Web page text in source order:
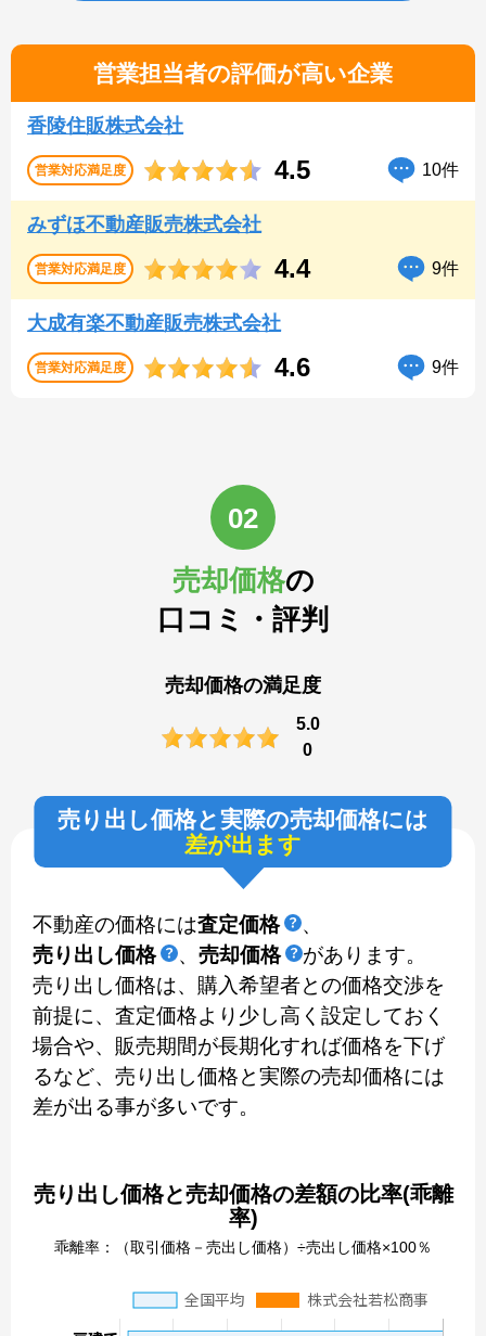
営業担当者の評価が高い企業
香陵住販株式会社
営業対応満足度 4.5 10件
みずほ不動産販売株式会社
営業対応満足度 4.4 9件
大成有楽不動産販売株式会社
営業対応満足度 4.6 9件
02
売却価格の
口コミ・評判
売却価格の満足度
5.0
0
売り出し価格と実際の売却価格には
差が出ます
不動産の価格には査定価格
、
売り出し価格
、 売却価格
があります。
売り出し価格は、購入希望者との価格交渉を
前提に、査定価格より少し高く設定しておく
場合や、販売期間が長期化すれば価格を下げ
るなど、売り出し価格と実際の売却価格には
差が出る事が多いです。
売り出し価格と売却価格の差額の比率(乖離
率)
乖離率：（取引価格－売出し価格）÷売出し価格×100％